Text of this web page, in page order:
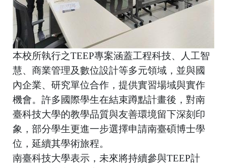
本校所執行之TEEP專案涵蓋工程科技、人工智
慧、商業管理及數位設計等多元領域，並與國
內企業、研究單位合作，提供實習場域與實作
機會。許多國際學生在結束蹲點計畫後，對南
臺科技大學的教學品質與友善環境留下深刻印
象，部分學生更進一步選擇申請南臺碩博士學
位，延續其學術旅程。
南臺科技大學表示，未來將持續參與TEEP計